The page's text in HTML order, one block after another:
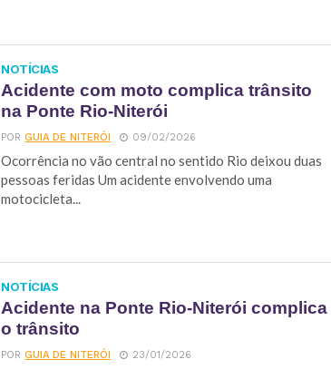
NOTÍCIAS
Acidente com moto complica trânsito
na Ponte Rio‑Niterói
PORGUIA DE NITERÓI 09/02/2026
Ocorrência no vão central no sentido Rio deixou duas
pessoas feridas Um acidente envolvendo uma
motocicleta...
NOTÍCIAS
Acidente na Ponte Rio‑Niterói complica
o trânsito
PORGUIA DE NITERÓI 23/01/2026